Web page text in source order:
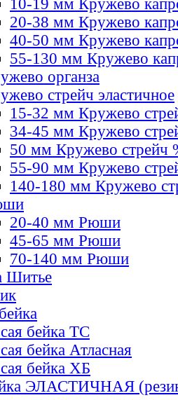
10-19 мм Кружево
20-38 мм Кружево
40-50 мм Кружево
55-130 мм Кружево
органза
стрейч эластичное
15-32 мм Кружево
34-45 мм Кружево
50 мм Кружево стрейч
55-90 мм Кружево
140-180 мм Кружево
20-40 мм Рюши
45-65 мм Рюши
70-140 мм Рюши
Шитье
бейка ТС
бейка Атласная
бейка ХБ
ЭЛАСТИЧНАЯ